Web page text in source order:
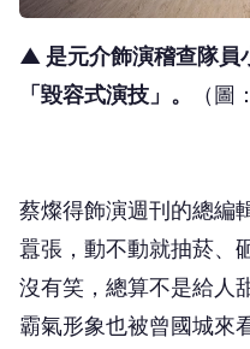
▲ 是元介飾演稽查隊員
「毀容式演技」 。 （圖：
蔡燦得飾演週刊的總編
囂張，動不動就抽菸、
沒有笑，總算不是給人
霸氣形象也被曾國城來